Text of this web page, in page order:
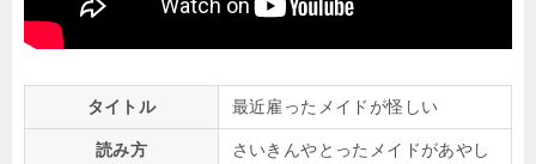
タイトル 最近雇ったメイドが怪しい
読み方
さいきんやとったメイドがあやし